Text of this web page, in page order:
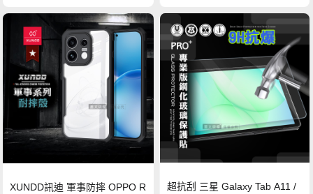
XUNDD訊迪 軍事防摔 OPPO R
超抗刮 三星 Galaxy Tab A11 /